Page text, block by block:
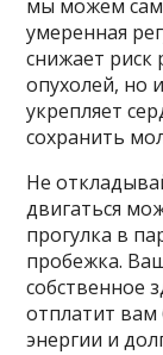
мы можем
умеренная
снижает риск
опухолей, но
укрепляет
сохранить
Не
двигаться
прогулка в
пробежка.
собственное
отплатит вам
энергии и